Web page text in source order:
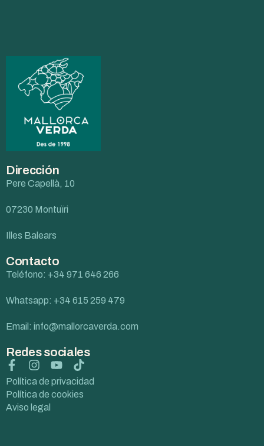
Dirección
Pere Capellà, 10
07230 Montuïri
Illes Balears
Contacto
Teléfono: +34 971 646 266
Whatsapp: +34 615 259 479
Email: info@mallorcaverda.com
Redes sociales
Política de privacidad
Política de cookies
Aviso legal